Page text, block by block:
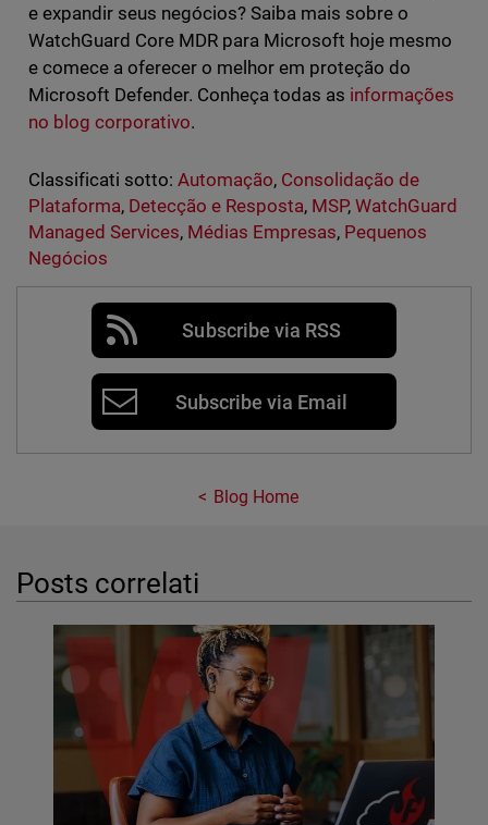
e expandir seus negócios? Saiba mais sobre o
WatchGuard Core MDR para Microsoft hoje mesmo
e comece a oferecer o melhor em proteção do
Microsoft Defender. Conheça todas as informações
no blog corporativo.
Classificati sotto: Automação, Consolidação de
Plataforma, Detecção e Resposta, MSP,WatchGuard
Managed Services, Médias Empresas, Pequenos
Negócios
Subscribe via RSS
Subscribe via Email
Blog Home
Posts correlati